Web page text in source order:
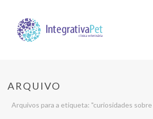
ARQUIVO
Arquivos para a etiqueta: "curiosidades